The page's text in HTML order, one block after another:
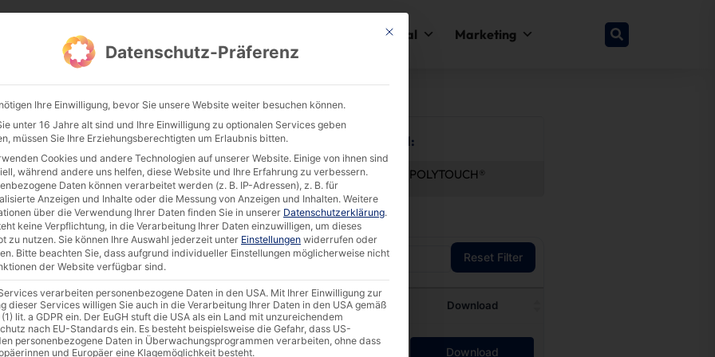
Products Company & Legal Marketing
Firmware Certifications Success Stories
Search by Brand:
AKHET®faytech® POLYTOUCH®
Search: Reset Filter
Size Categories Update Date Download
AKHET® ,Success Story,
Download
This button closes the dialog. Its functionality is identical to the Nur
Datenschutz-Präferenz
Ihre Einwilligung, bevor Sie unsere Website weiter besuchen können.
unter 16 Jahre alt sind und Ihre Einwilligung zu optionalen Services geben
müssen Sie Ihre Erziehungsberechtigten um Erlaubnis bitten.
Cookies und andere Technologien auf unserer Website. Einige von ihnen sind
während andere uns helfen, diese Website und Ihre Erfahrung zu verbessern.
Daten können verarbeitet werden (z. B. IP-Adressen), z. B. für
Anzeigen und Inhalte oder die Messung von Anzeigen und Inhalten. Weitere
über die Verwendung Ihrer Daten finden Sie in unserer Datenschutzerklärung.
keine Verpflichtung, in die Verarbeitung Ihrer Daten einzuwilligen, um dieses
zu nutzen. Sie können Ihre Auswahl jederzeit unter Einstellungen widerrufen oder
Bitte beachten Sie, dass aufgrund individueller Einstellungen möglicherweise nicht
der Website verfügbar sind.
verarbeiten personenbezogene Daten in den USA. Mit Ihrer Einwilligung zur
dieser Services willigen Sie auch in die Verarbeitung Ihrer Daten in den USA gemäß
lit. a GDPR ein. Der EuGH stuft die USA als ein Land mit unzureichendem
nach EU-Standards ein. Es besteht beispielsweise die Gefahr, dass US-
personenbezogene Daten in Überwachungsprogrammen verarbeiten, ohne dass
und Europäer eine Klagemöglichkeit besteht.